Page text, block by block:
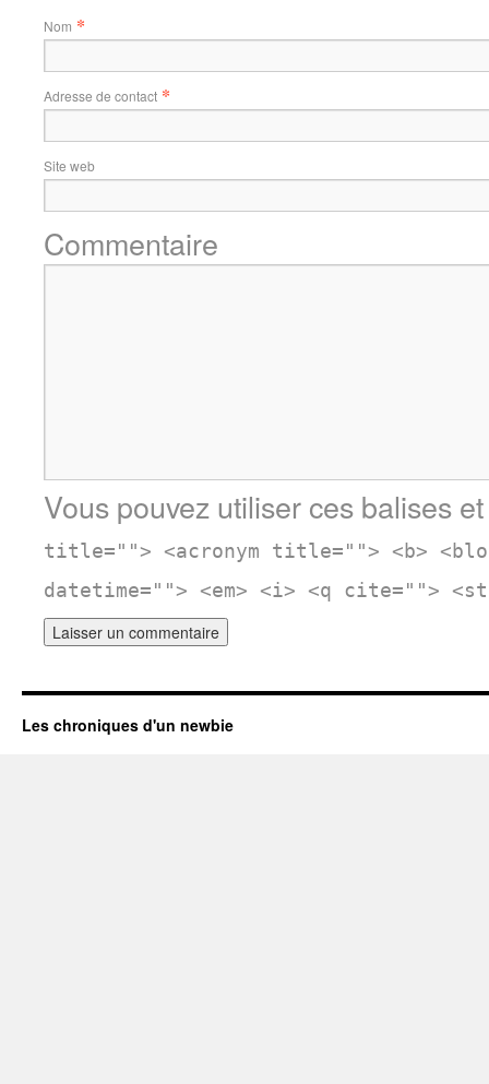
Nom *
Adresse de contact *
Site web
Commentaire
Vous pouvez utiliser ces balises
title=""> <acronym title=""> <b>
datetime=""> <em> <i> <q cite="">
Les chroniques d'un newbie